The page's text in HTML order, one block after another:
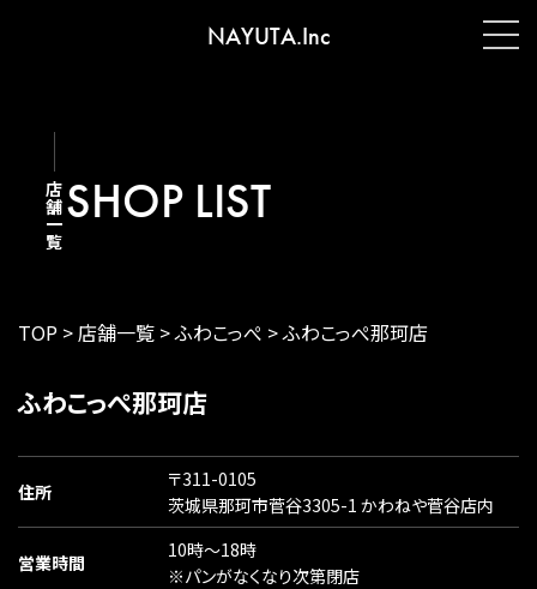
NAYUTA.Inc
店舗一覧SHOP LIST
TOP >店舗一覧 >ふわこっぺ >ふわこっぺ那珂店
ふわこっぺ那珂店
住所
〒311-0105
茨城県那珂市菅谷3305-1 かわねや菅谷店内
営業時間
10時〜18時
※パンがなくなり次第閉店